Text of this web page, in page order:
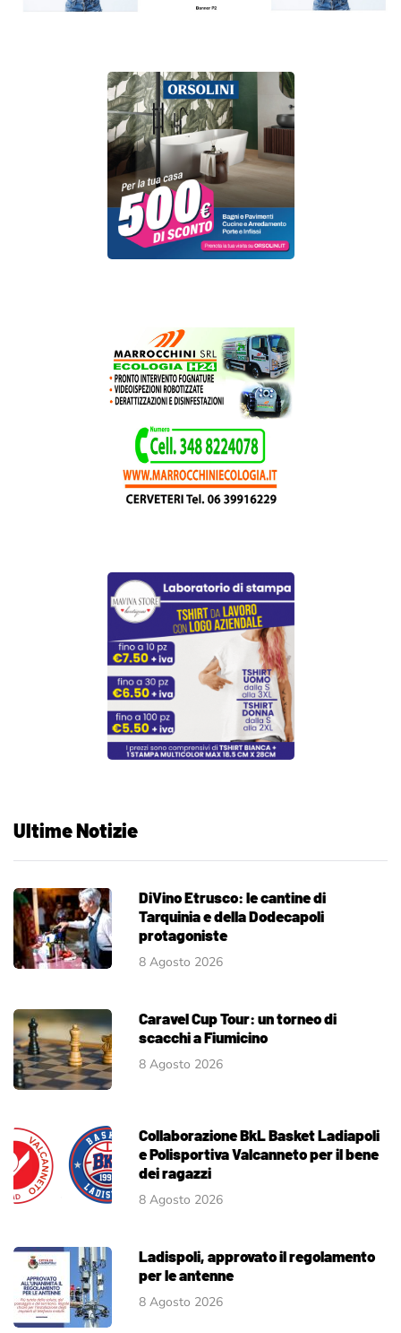
Ultime Notizie
DiVino Etrusco: le cantine di
Tarquinia e della Dodecapoli
protagoniste
8 Agosto 2026
Caravel Cup Tour: un torneo di
scacchi a Fiumicino
8 Agosto 2026
Collaborazione BkL Basket Ladiapoli
e Polisportiva Valcanneto per il bene
dei ragazzi
8 Agosto 2026
Ladispoli, approvato il regolamento
per le antenne
8 Agosto 2026